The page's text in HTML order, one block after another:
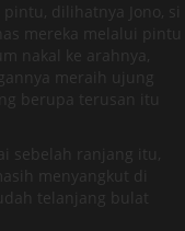
dilihatnya Jono, si
mereka melalui pintu
nakal ke arahnya,
meraih ujung
berupa terusan itu
sebelah ranjang itu,
menyangkut di
telanjang bulat